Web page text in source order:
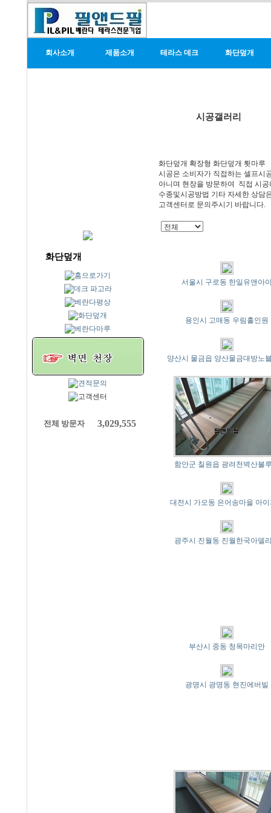
회사소개 제품소개 테라스 데크 화단덮개
화단덮개
전체 방문자 3,029,555
시공갤러리
화단덮개 확장형 화단덮개 툇마루
시공은 소비자가 직접하는 셀프시
아니며 현장을 방문하여 직접 시공
수종및시공방법 기타 자세한 상담
고객센터로 문의주시기 바랍니다.
서울시 구로동 한일유앤아
용인시 고매동 우림홀인원
양산시 물금읍 양산물금대방노
함안군 칠원읍 광려천벽산불
대전시 가오동 은어송마을 아
광주시 진월동 진월한국아델
부산시 중동 청목마리안
광명시 광명동 현진에버빌